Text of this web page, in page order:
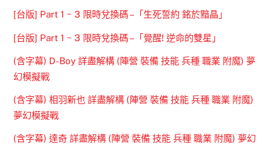
[台版] Part 1 ~ 3 限時兌換碼 –「生死誓約 銘於黯晶」
[台版] Part 1 ~ 3 限時兌換碼 –「覺醒! 逆命的雙星」
(含字幕) D-Boy 詳盡解構 (陣營 裝備 技能 兵種 職業 附魔) 夢
幻模擬戰
(含字幕) 相羽新也 詳盡解構 (陣營 裝備 技能 兵種 職業 附魔)
夢幻模擬戰
(含字幕) 達奇 詳盡解構 (陣營 裝備 技能 兵種 職業 附魔) 夢幻